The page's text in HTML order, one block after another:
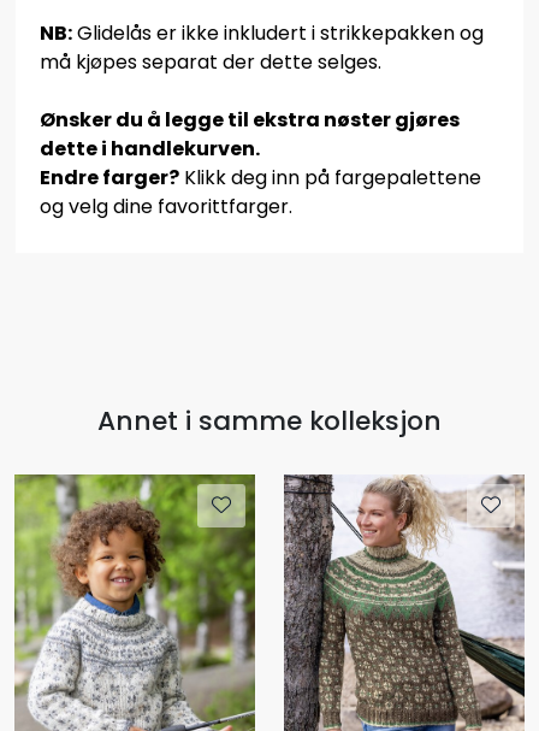
NB:Glidelås er ikke inkludert i strikkepakken og
må kjøpes separat der dette selges.
Ønsker du å legge til ekstra nøster gjøres
dette i handlekurven.
Endre farger? Klikk deg inn på fargepalettene
og velg dine favorittfarger.
Annet i samme kolleksjon